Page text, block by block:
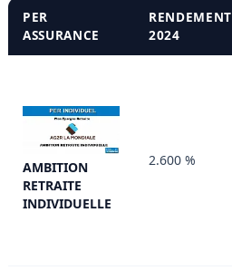
PER
ASSURANCE
RENDEMENT
2024
AMBITION
RETRAITE
INDIVIDUELLE
2.600 %